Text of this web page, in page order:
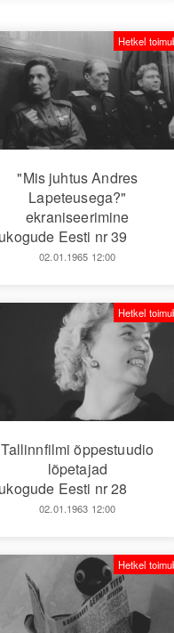
"Mis juhtus Andres
Lapeteusega?"
ekraniseerimine
Eesti nr 39
02.01.1965 12:00
Hetkel
Tallinnfilmi õppestuudio
lõpetajad
Eesti nr 28
02.01.1963 12:00
Hetkel
Hetkel